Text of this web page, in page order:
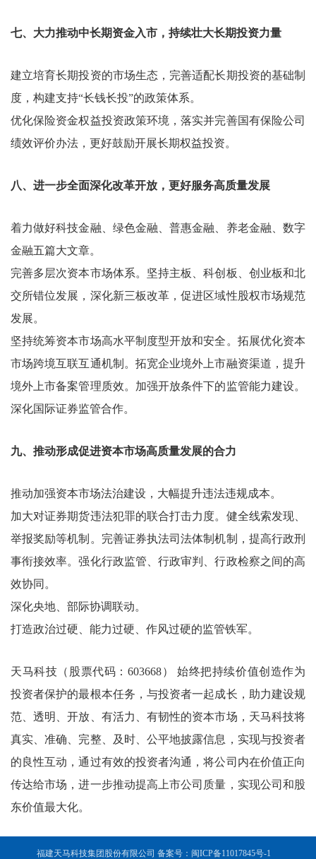
七、大力推动中长期资金入市，持续壮大长期投资力量
建立培育长期投资的市场生态，完善适配长期投资的基础制
度，构建支持“长钱长投”的政策体系。
优化保险资金权益投资政策环境，落实并完善国有保险公司
绩效评价办法，更好鼓励开展长期权益投资。
八、进一步全面深化改革开放，更好服务高质量发展
着力做好科技金融、绿色金融、普惠金融、养老金融、数字
金融五篇大文章。
完善多层次资本市场体系。坚持主板、科创板、创业板和北
交所错位发展，深化新三板改革，促进区域性股权市场规范
发展。
坚持统筹资本市场高水平制度型开放和安全。拓展优化资本
市场跨境互联互通机制。拓宽企业境外上市融资渠道，提升
境外上市备案管理质效。加强开放条件下的监管能力建设。
深化国际证券监管合作。
九、推动形成促进资本市场高质量发展的合力
推动加强资本市场法治建设，大幅提升违法违规成本。
加大对证券期货违法犯罪的联合打击力度。健全线索发现、
举报奖励等机制。完善证券执法司法体制机制，提高行政刑
事衔接效率。强化行政监管、行政审判、行政检察之间的高
效协同。
深化央地、部际协调联动。
打造政治过硬、能力过硬、作风过硬的监管铁军。
天马科技（股票代码：603668） 始终把持续价值创造作为
投资者保护的最根本任务，与投资者一起成长，助力建设规
范、透明、开放、有活力、有韧性的资本市场，天马科技将
真实、准确、完整、及时、公平地披露信息，实现与投资者
的良性互动，通过有效的投资者沟通，将公司内在价值正向
传达给市场，进一步推动提高上市公司质量，实现公司和股
东价值最大化。
福建天马科技集团股份有限公司 备案号：闽ICP备11017845号-1